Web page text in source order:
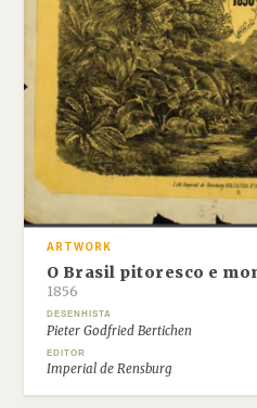
ARTWORK
O Brasil pitoresco e
1856
DESENHISTA
Pieter Godfried Bertichen
EDITOR
Imperial de Rensburg